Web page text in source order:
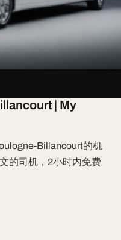
| My
Billancourt的机
的司机，2小时内免费